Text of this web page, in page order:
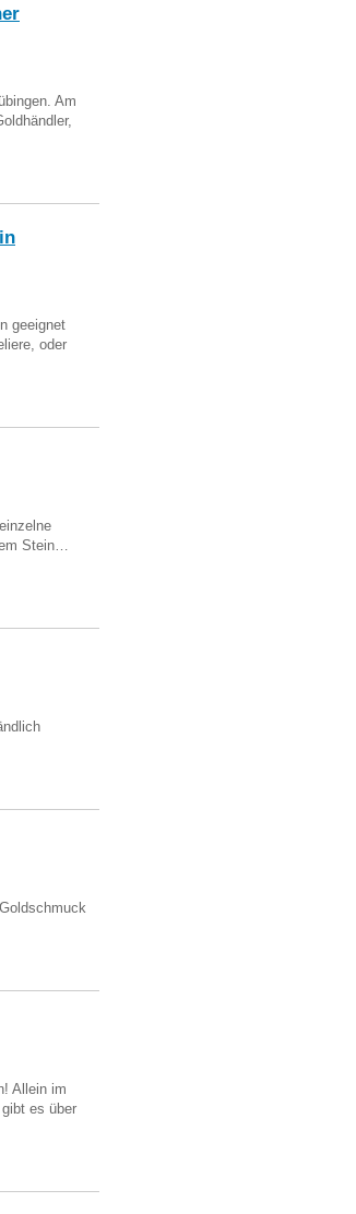
Am
geeignet
oder
Stein…
Allein im
es über